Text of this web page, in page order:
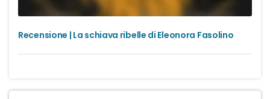
Recensione | La schiava ribelle di Eleonora Fasolino